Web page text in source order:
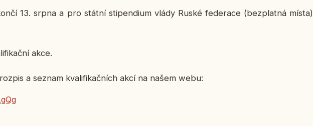
13. srpna a pro státní stipendium vlády Ruské federace (bezplatná místa)
akce.
a seznam kvalifikačních akcí na našem webu: